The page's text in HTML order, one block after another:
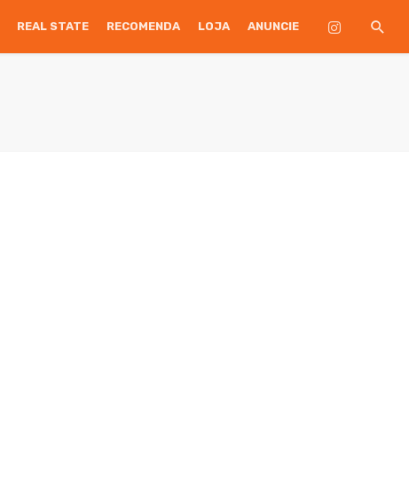
REAL STATE RECOMENDA LOJA ANUNCIE